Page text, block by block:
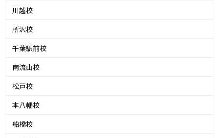
川越校
所沢校
千葉駅前校
南流山校
松戸校
本八幡校
船橋校